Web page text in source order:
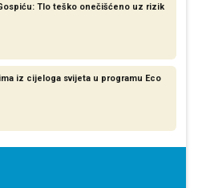
Tlo teško onečišćeno uz rizik
iz cijeloga svijeta u programu Eco